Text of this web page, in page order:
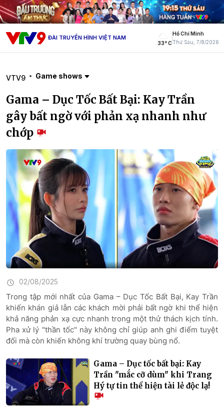
ĐÀI TRUYỀN HÌNH VIỆT NAM
33° C
Hồ Chí Minh
Thứ Sáu, 7/8/2026
VTV9 Game shows
Gama – Dục Tốc Bất Bại: Kay Trần
gây bất ngờ với phản xạ nhanh như
chớp
02/08/2025
Trong tập mới nhất của Gama – Dục Tốc Bất Bại, Kay Trần
khiến khán giả lẫn các khách mời phải bất ngờ khi thể hiện
khả năng phản xạ cực nhanh trong một thử thách kịch tính.
Pha xử lý "thần tốc" này không chỉ giúp anh ghi điểm tuyệt
đối mà còn khiến không khí trường quay bùng nổ.
Gama – Dục tốc bất bại: Kay
Trần "mắc cỡ dùm" khi Trang
Hý tự tin thể hiện tài lẻ độc lạ!